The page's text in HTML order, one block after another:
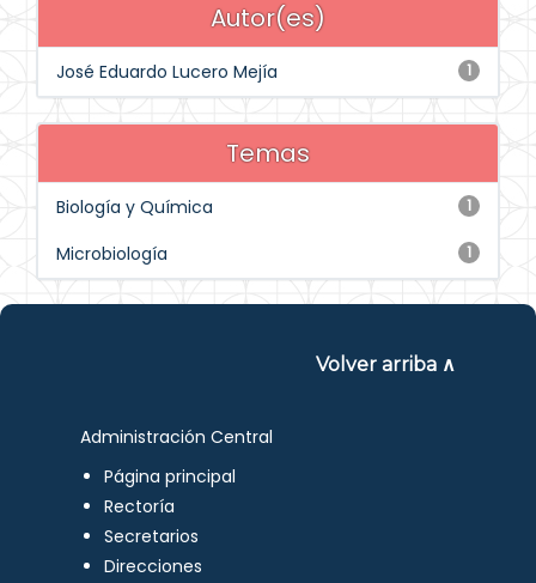
Autor(es)
1
José Eduardo Lucero Mejía
Temas
1
Biología y Química
1
Microbiología
Volver arriba ∧
Administración Central
Página principal
Rectoría
Secretarios
Direcciones